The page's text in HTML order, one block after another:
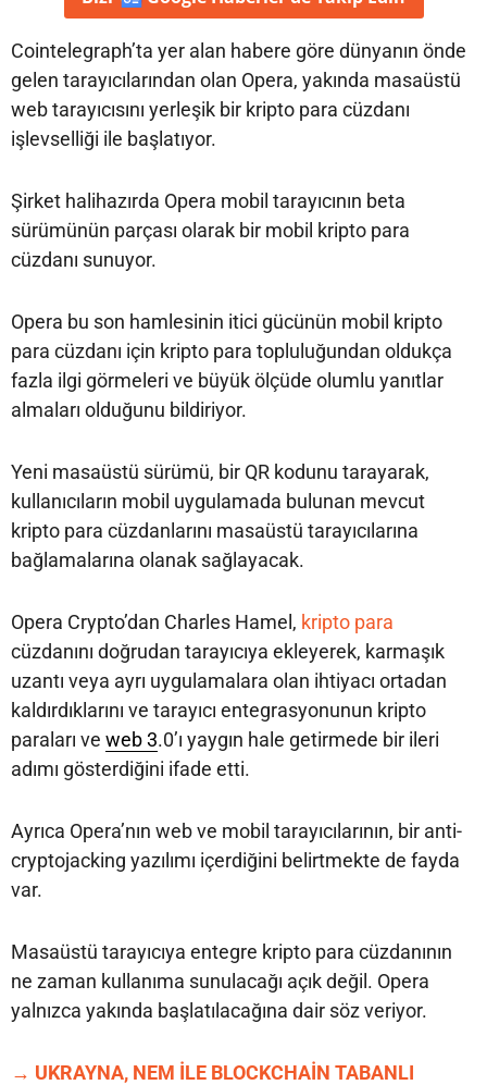
Cointelegraph’ta yer alan habere göre dünyanın önde
gelen tarayıcılarından olan Opera, yakında masaüstü
web tarayıcısını yerleşik bir kripto para cüzdanı
işlevselliği ile başlatıyor.
Şirket halihazırda Opera mobil tarayıcının beta
sürümünün parçası olarak bir mobil kripto para
cüzdanı sunuyor.
Opera bu son hamlesinin itici gücünün mobil kripto
para cüzdanı için kripto para topluluğundan oldukça
fazla ilgi görmeleri ve büyük ölçüde olumlu yanıtlar
almaları olduğunu bildiriyor.
Yeni masaüstü sürümü, bir QR kodunu tarayarak,
kullanıcıların mobil uygulamada bulunan mevcut
kripto para cüzdanlarını masaüstü tarayıcılarına
bağlamalarına olanak sağlayacak.
Opera Crypto’dan Charles Hamel, kripto para
cüzdanını doğrudan tarayıcıya ekleyerek, karmaşık
uzantı veya ayrı uygulamalara olan ihtiyacı ortadan
kaldırdıklarını ve tarayıcı entegrasyonunun kripto
paraları ve web 3.0’ı yaygın hale getirmede bir ileri
adımı gösterdiğini ifade etti.
Ayrıca Opera’nın web ve mobil tarayıcılarının, bir anti-
cryptojacking yazılımı içerdiğini belirtmekte de fayda
var.
Masaüstü tarayıcıya entegre kripto para cüzdanının
ne zaman kullanıma sunulacağı açık değil. Opera
yalnızca yakında başlatılacağına dair söz veriyor.
→ UKRAYNA, NEM İLE BLOCKCHAİN TABANLI